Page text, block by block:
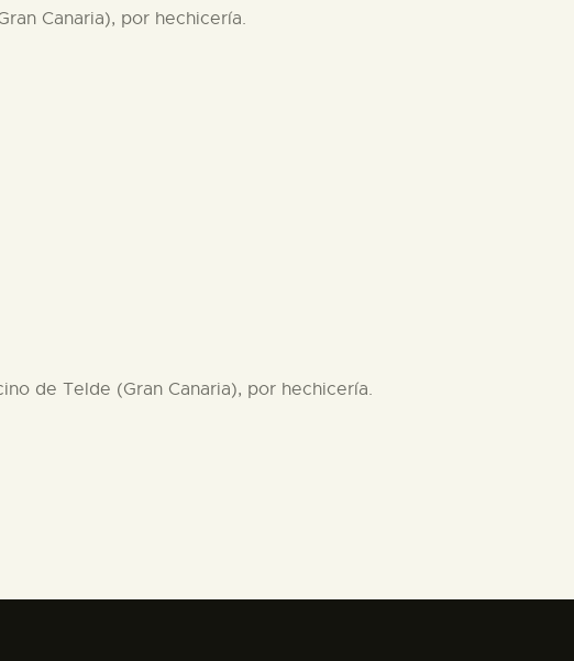
Canaria), por hechicería.
de Telde (Gran Canaria), por hechicería.